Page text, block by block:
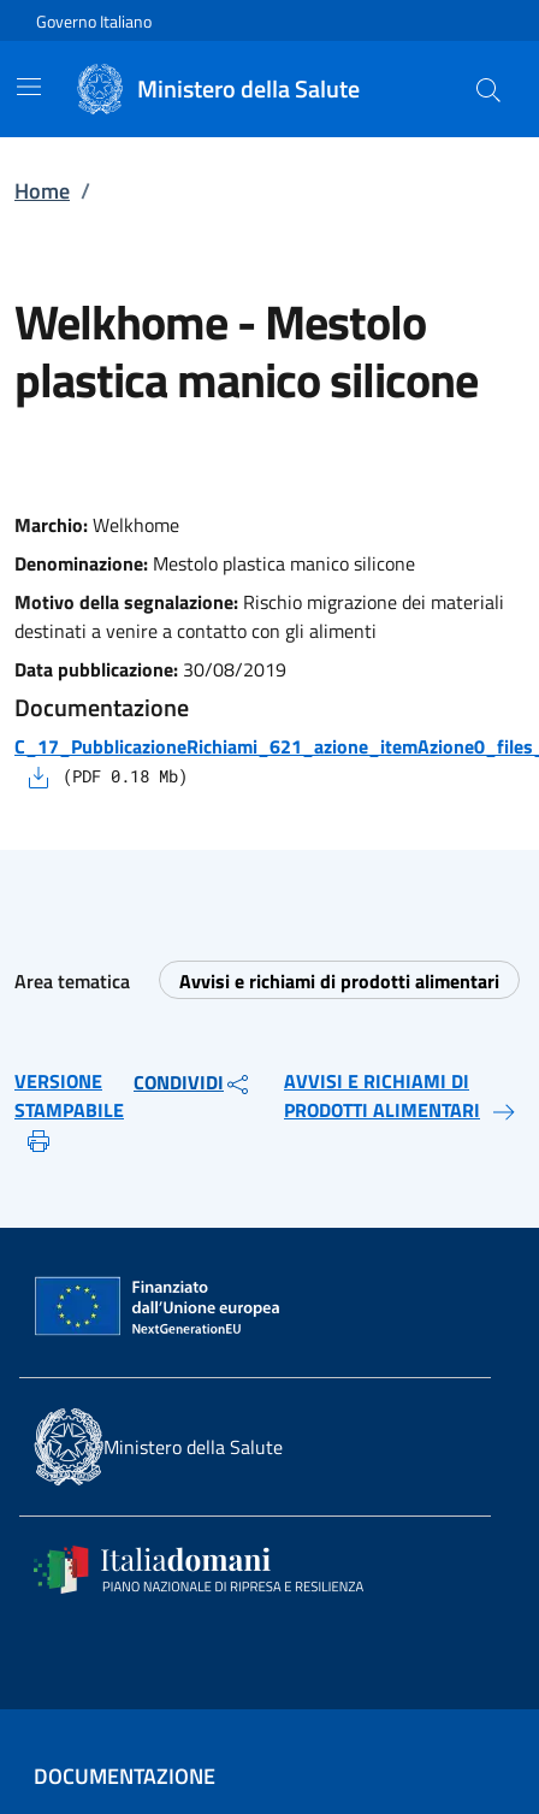
Vai direttamente al contenuto
Governo Italiano
Ministero della Salute
Home /
Welkhome-Mestolo
plastica manico silicone
Marchio:Welkhome
Denominazione: Mestolo plastica manico silicone
Motivo della segnalazione: Rischio migrazione dei materiali
destinati a venire a contatto con gli alimenti
Data pubblicazione: 30/08/2019
Documentazione
(PDF 0.18 Mb)
Area tematica Avvisi e richiami di prodotti alimentari
VERSIONE
STAMPABILE
CONDIVIDI
AVVISI E RICHIAMI DI
PRODOTTI ALIMENTARI
Ministero della Salute
DOCUMENTAZIONE